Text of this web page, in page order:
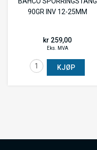
90GR INV 12-25MM
kr 259,00
Eks. MVA
KJØP